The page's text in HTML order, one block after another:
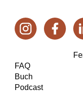
FAQ
Buch
Podcast